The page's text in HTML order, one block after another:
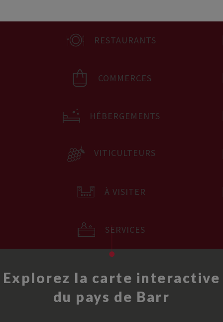
Explorez la carte interactive
du pays de Barr
RESTAURANTS
COMMERCES
HÉBERGEMENTS
VITICULTEURS
À VISITER
SERVICES